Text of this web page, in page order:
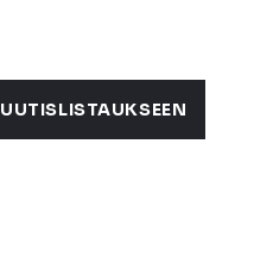
UUTISLISTAUKSEEN